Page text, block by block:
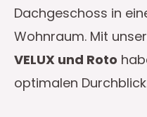
Dachgeschoss in
Wohnraum. Mit
VELUX und Roto
optimalen